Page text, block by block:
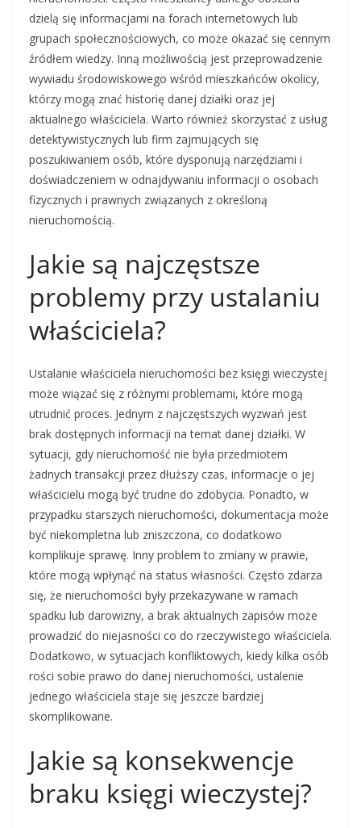
dzielą się informacjami na forach internetowych lub
grupach społecznościowych, co może okazać się cennym
źródłem wiedzy. Inną możliwością jest przeprowadzenie
wywiadu środowiskowego wśród mieszkańców okolicy,
którzy mogą znać historię danej działki oraz jej
aktualnego właściciela. Warto również skorzystać z usług
detektywistycznych lub firm zajmujących się
poszukiwaniem osób, które dysponują narzędziami i
doświadczeniem w odnajdywaniu informacji o osobach
fizycznych i prawnych związanych z określoną
nieruchomością.
Jakie są najczęstsze
problemy przy ustalaniu
właściciela?
Ustalanie właściciela nieruchomości bez księgi wieczystej
może wiązać się z różnymi problemami, które mogą
utrudnić proces. Jednym z najczęstszych wyzwań jest
brak dostępnych informacji na temat danej działki. W
sytuacji, gdy nieruchomość nie była przedmiotem
żadnych transakcji przez dłuższy czas, informacje o jej
właścicielu mogą być trudne do zdobycia. Ponadto, w
przypadku starszych nieruchomości, dokumentacja może
być niekompletna lub zniszczona, co dodatkowo
komplikuje sprawę. Inny problem to zmiany w prawie,
które mogą wpłynąć na status własności. Często zdarza
się, że nieruchomości były przekazywane w ramach
spadku lub darowizny, a brak aktualnych zapisów może
prowadzić do niejasności co do rzeczywistego właściciela.
Dodatkowo, w sytuacjach konfliktowych, kiedy kilka osób
rości sobie prawo do danej nieruchomości, ustalenie
jednego właściciela staje się jeszcze bardziej
skomplikowane.
Jakie są konsekwencje
braku księgi wieczystej?